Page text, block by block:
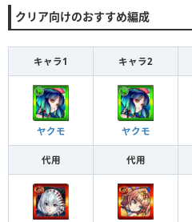
クリア向けのおすすめ編成
キャラ1 キャラ2
ヤクモ ヤクモ
代用 代用